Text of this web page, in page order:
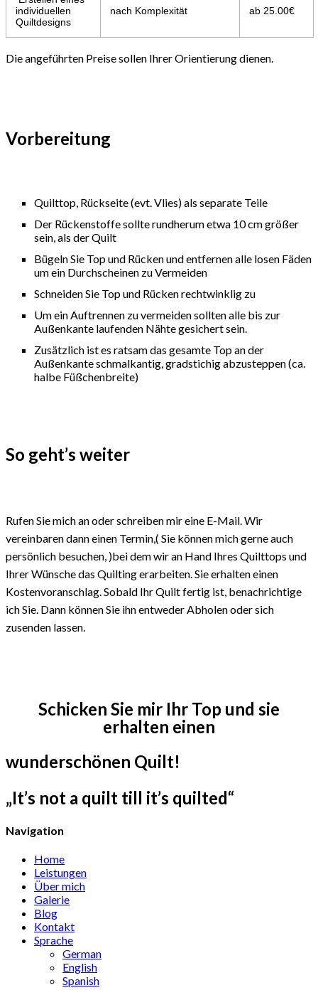
individuellen
Quiltdesigns
nach Komplexität ab 25.00€
Die angeführten Preise sollen Ihrer Orientierung dienen.
Vorbereitung
Quilttop, Rückseite (evt. Vlies) als separate Teile
Der Rückenstoffe sollte rundherum etwa 10 cm größer
sein, als der Quilt
Bügeln Sie Top und Rücken und entfernen alle losen Fäden
um ein Durchscheinen zu Vermeiden
Schneiden Sie Top und Rücken rechtwinklig zu
Um ein Auftrennen zu vermeiden sollten alle bis zur
Außenkante laufenden Nähte gesichert sein.
Zusätzlich ist es ratsam das gesamte Top an der
Außenkante schmalkantig, gradstichig abzusteppen (ca.
halbe Füßchenbreite)
So geht’s weiter
Rufen Sie mich an oder schreiben mir eine E-Mail. Wir
vereinbaren dann einen Termin,( Sie können mich gerne auch
persönlich besuchen, )bei dem wir an Hand Ihres Quilttops und
Ihrer Wünsche das Quilting erarbeiten. Sie erhalten einen
Kostenvoranschlag. Sobald Ihr Quilt fertig ist, benachrichtige
ich Sie. Dann können Sie ihn entweder Abholen oder sich
zusenden lassen.
Schicken Sie mir Ihr Top und sie
erhalten einen
wunderschönen Quilt!
„It’s not a quilt till it’s quilted“
Navigation
Home
Leistungen
Über mich
Galerie
Blog
Kontakt
Sprache
German
English
Spanish